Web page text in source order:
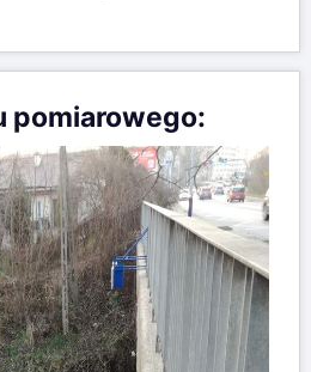
pomiarowego: